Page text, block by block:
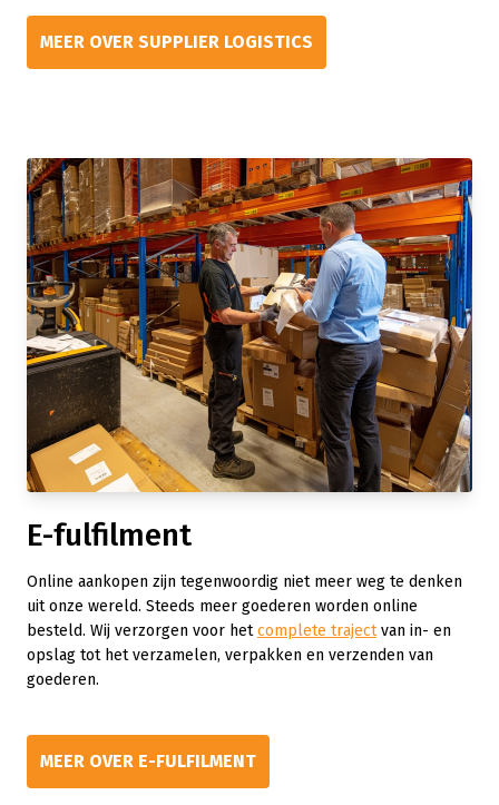
MEER OVER SUPPLIER LOGISTICS
E-fulfilment
Online aankopen zijn tegenwoordig niet meer weg te denken
uit onze wereld. Steeds meer goederen worden online
besteld. Wij verzorgen voor hetcomplete trajectvan in- en
opslag tot het verzamelen, verpakken en verzenden van
goederen.
MEER OVER E-FULFILMENT